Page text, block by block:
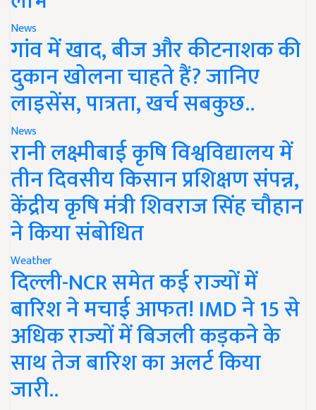
News
गांव में खाद, बीज और कीटनाशक की
दुकान खोलना चाहते हैं? जानिए
लाइसेंस, पात्रता, खर्च सबकुछ..
News
रानी लक्ष्मीबाई कृषि विश्वविद्यालय में
तीन दिवसीय किसान प्रशिक्षण संपन्न,
केंद्रीय कृषि मंत्री शिवराज सिंह चौहान
ने किया संबोधित
Weather
दिल्ली-NCR समेत कई राज्यों में
बारिश ने मचाई आफत! IMD ने 15 से
अधिक राज्यों में बिजली कड़कने के
साथ तेज बारिश का अलर्ट किया
जारी..